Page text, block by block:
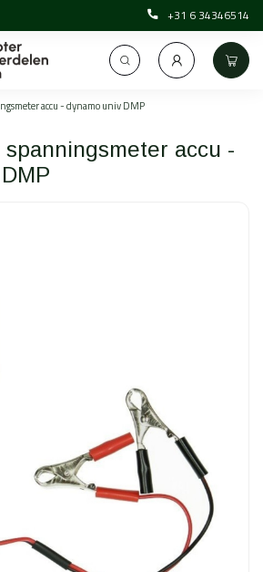
+31 6 34346514
accu - dynamo univ DMP
accu -